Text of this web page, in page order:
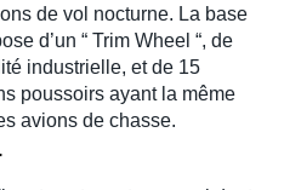
de vol nocturne. La base
d’un “ Trim Wheel “, de
industrielle, et de 15
poussoirs ayant la même
avions de chasse.